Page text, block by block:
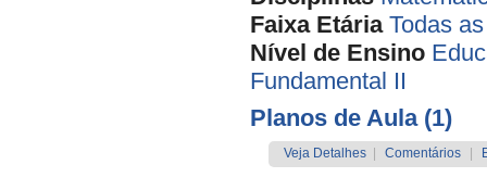
Faixa Etária Todas
Nível de Ensino
Fundamental II
Planos de Aula (1)
Veja Detalhes Comentários